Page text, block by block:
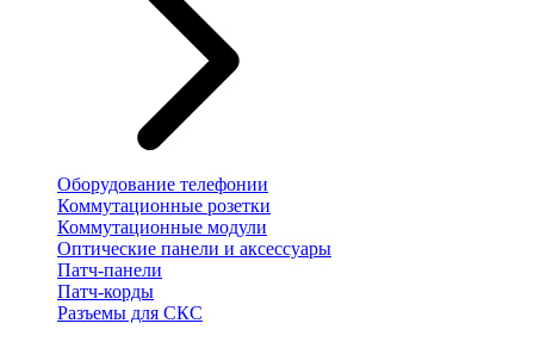
Оборудование телефонии
Коммутационные розетки
Коммутационные модули
Оптические панели и аксессуары
Патч-панели
Патч-корды
Разъемы для СКС